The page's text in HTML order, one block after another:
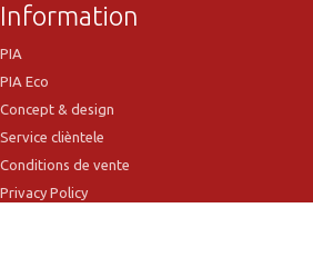
Information
PIA
PIA Eco
Concept & design
Service clièntele
Conditions de vente
Privacy Policy